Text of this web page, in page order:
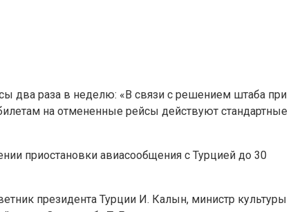
два раза в неделю: «В связи с решением штаба при
на отмененные рейсы действуют стандартные
приостановки авиасообщения с Турцией до 30
президента Турции И. Калын, министр культуры